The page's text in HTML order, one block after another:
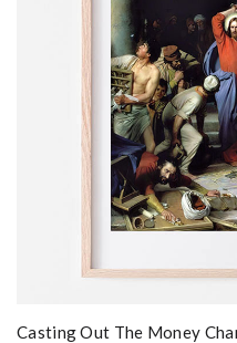
Casting Out The Money